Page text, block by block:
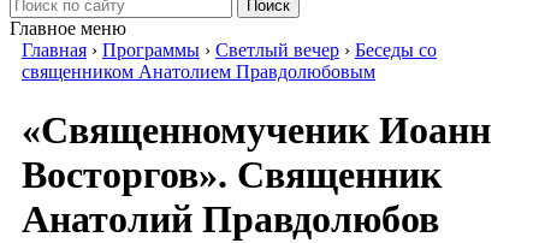
Поиск
Главное меню
Главная › Программы › Светлый вечер › Беседы со
священником Анатолием Правдолюбовым
«Священномученик Иоанн
Восторгов». Священник
Анатолий Правдолюбов